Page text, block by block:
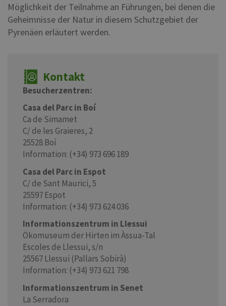
Möglichkeit der Teilnahme an Führungen, bei denen die
Geheimnisse der Natur in diesem Schutzgebiet der
Pyrenäen erläutert werden.
Kontakt
Besucherzentren:
Casa del Parc in Boí
Ca de Simamet
C/ de les Graieres, 2
25528 Boí
Information: (+34) 973 696 189
Casa del Parc in Espot
C/ de Sant Maurici, 5
25597 Espot
Information: (+34) 973 624 036
Informationszentrum in Llessui
Ökomuseum der Hirten im Àssua-Tal
Escoles de Llessui, s/n
25567 Llessui (Pallars Sobirà)
Information: (+34) 973 621 798
Informationszentrum in Senet
La Serradora